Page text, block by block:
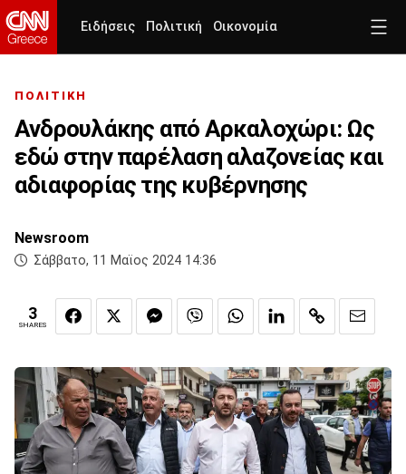
Ειδήσεις Πολιτική Οικονομία
ΠΟΛΙΤΙΚΗ
Ανδρουλάκης από Αρκαλοχώρι: Ως
εδώ στην παρέλαση αλαζονείας και
αδιαφορίας της κυβέρνησης
Newsroom
Σάββατο, 11 Μαϊος 2024 14:36
3
SHARES